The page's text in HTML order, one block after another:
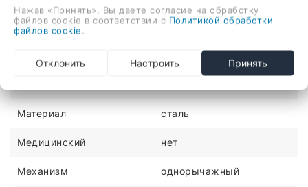
раковину или столешницу
Количество монтажных
1
Материал сталь
Медицинский нет
Механизм однорычажный
Нажав «Принять», Вы даете согласие на обработку
файлов cookie в соответствии с Политикой обработки
файлов cookie
Отклонить Настроить Принять